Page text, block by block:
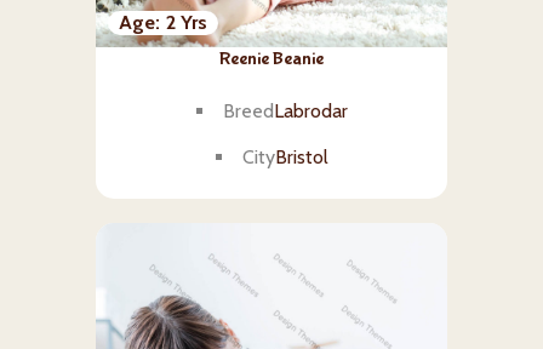
Age 2 Yrs
Reenie Beanie
BreedLabrodar
CityBristol